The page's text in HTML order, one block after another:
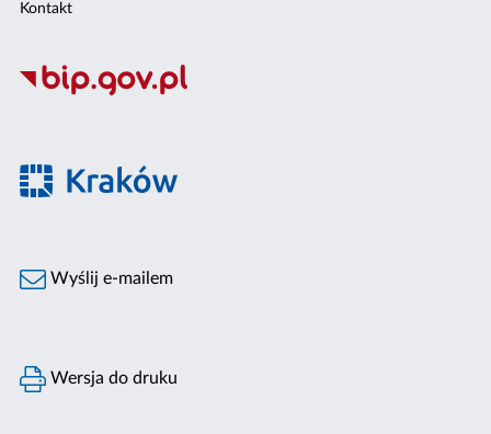
Kontakt
Wyślij e-mailem
Wersja do druku